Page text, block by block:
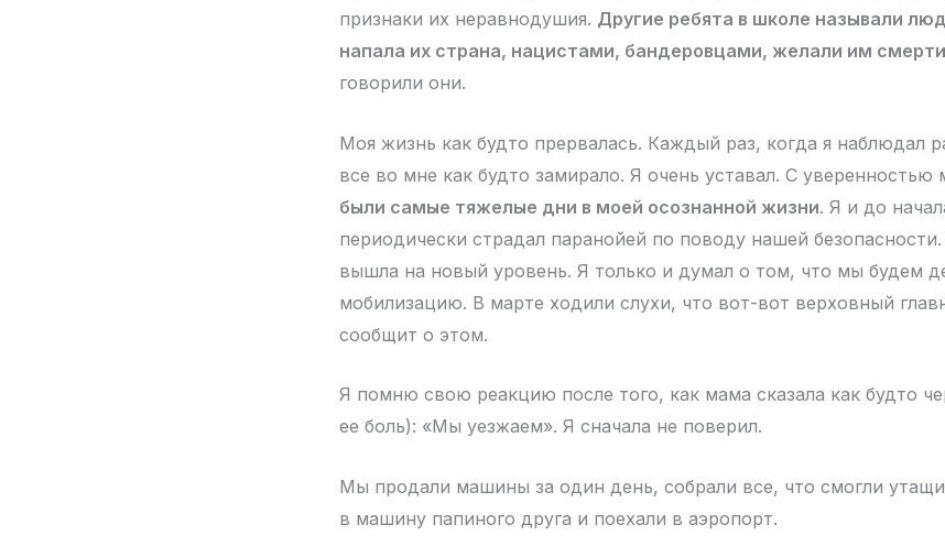
признаки их неравнодушия. Другие ребята в школе называли
напала их страна, нацистами, бандеровцами, желали им смерти
говорили они.
Моя жизнь как будто прервалась. Каждый раз, когда я наблюдал
все во мне как будто замирало. Я очень уставал. С уверенностью
были самые тяжелые дни в моей осознанной жизни. Я и до
периодически страдал паранойей по поводу нашей
вышла на новый уровень. Я только и думал о том, что мы будем
мобилизацию. В марте ходили слухи, что вот-вот верховный
сообщит о этом.
Я помню свою реакцию после того, как мама сказала как будто
ее боль): «Мы уезжаем». Я сначала не поверил.
Мы продали машины за один день, собрали все, что смогли
в машину папиного друга и поехали в аэропорт.